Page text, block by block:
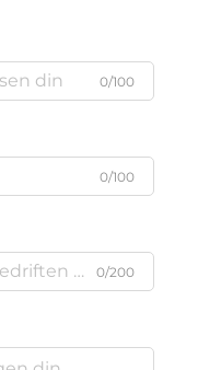
0/100
0/100
0/200